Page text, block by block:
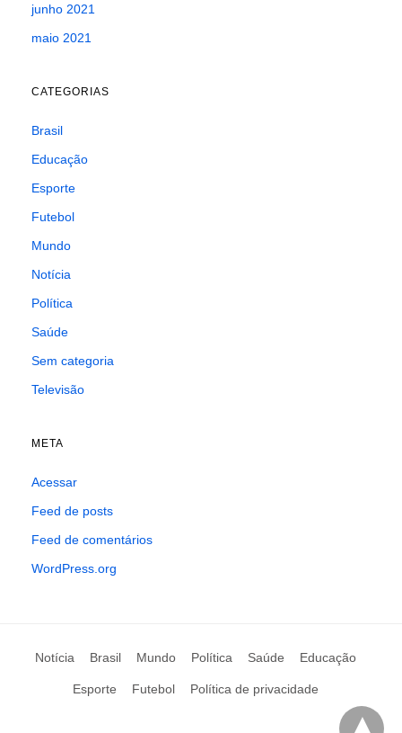
junho 2021
maio 2021
CATEGORIAS
Brasil
Educação
Esporte
Futebol
Mundo
Notícia
Política
Saúde
Sem categoria
Televisão
META
Acessar
Feed de posts
Feed de comentários
WordPress.org
Notícia Brasil Mundo Política Saúde Educação
Esporte Futebol Política de privacidade